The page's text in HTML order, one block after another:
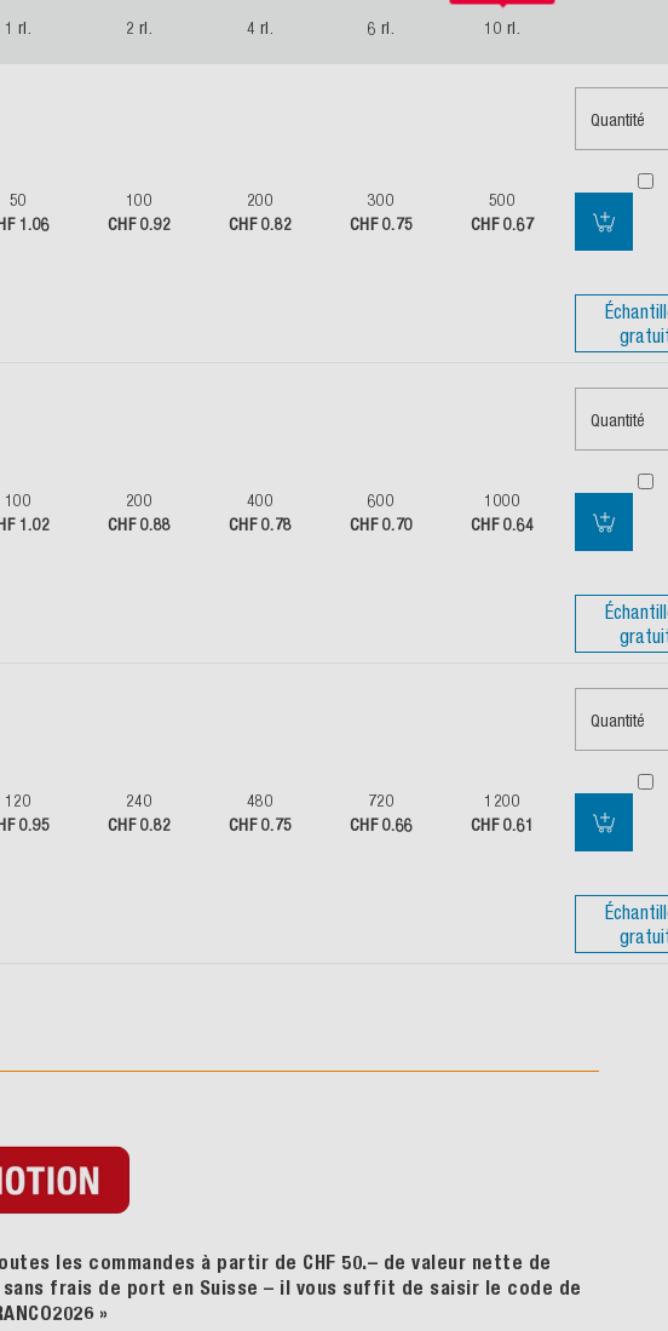
1 rl. 2 rl. 4 rl. 6 rl. 10 rl.
50
1.06
100
CHF 0.92
200
CHF 0.82
300
CHF 0.75
500
CHF 0.67
Quantité
100
1.02
200
CHF 0.88
400
CHF 0.78
600
CHF 0.70
1000
CHF 0.64
Quantité
120
0.95
240
CHF 0.82
480
CHF 0.75
720
CHF 0.66
1200
CHF 0.61
Quantité
les commandes à partir de CHF 50.– de valeur nette de
sans frais de port en Suisse – il vous suffit de saisir le code de
»